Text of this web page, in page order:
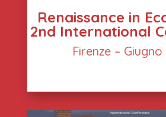
Renaissance in
2nd International
Firenze –